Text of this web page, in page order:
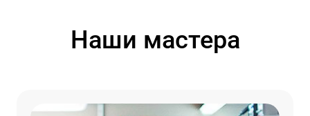
Наши мастера